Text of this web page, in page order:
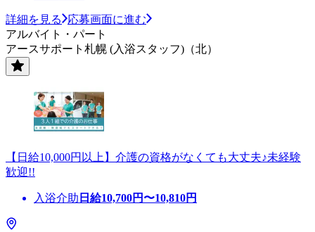
詳細を見る
応募画面に進む
アルバイト・パート
アースサポート札幌 (入浴スタッフ)（北）
【日給10,000円以上】介護の資格がなくても大丈夫♪未経験
歓迎!!
入浴介助 日給10,700円〜10,810円